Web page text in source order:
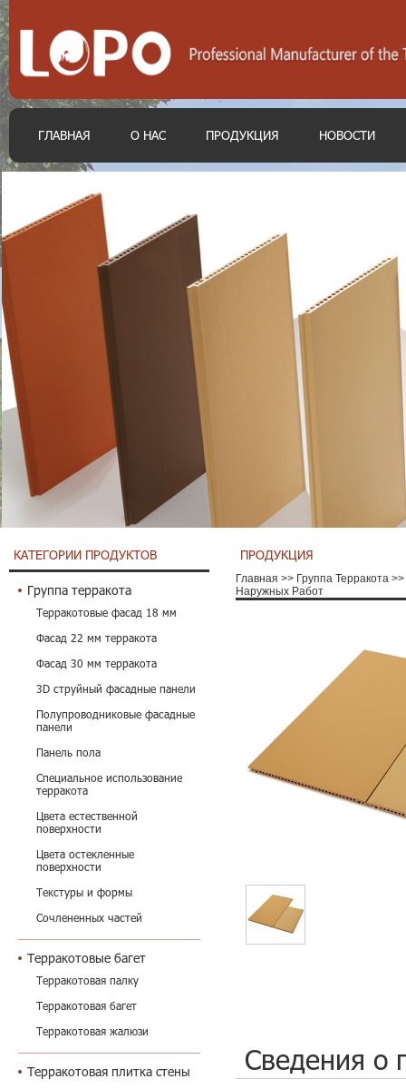
ГЛАВНАЯ О НАС ПРОДУКЦИЯ НОВОСТИ
КАТЕГОРИИ ПРОДУКТОВ
Группа терракота
Терракотовые фасад 18 мм
Фасад 22 мм терракота
Фасад 30 мм терракота
3D струйный фасадные панели
Полупроводниковые фасадные
панели
Панель пола
Специальное использование
терракота
Цвета естественной
поверхности
Цвета остекленные
поверхности
Текстуры и формы
Сочлененных частей
Терракотовые багет
Терракотовая палку
Терракотовая багет
Терракотовая жалюзи
Терракотовая плитка стены
ПРОДУКЦИЯ
Главная >> Группа Терракота >>
Наружных Работ
Сведения о